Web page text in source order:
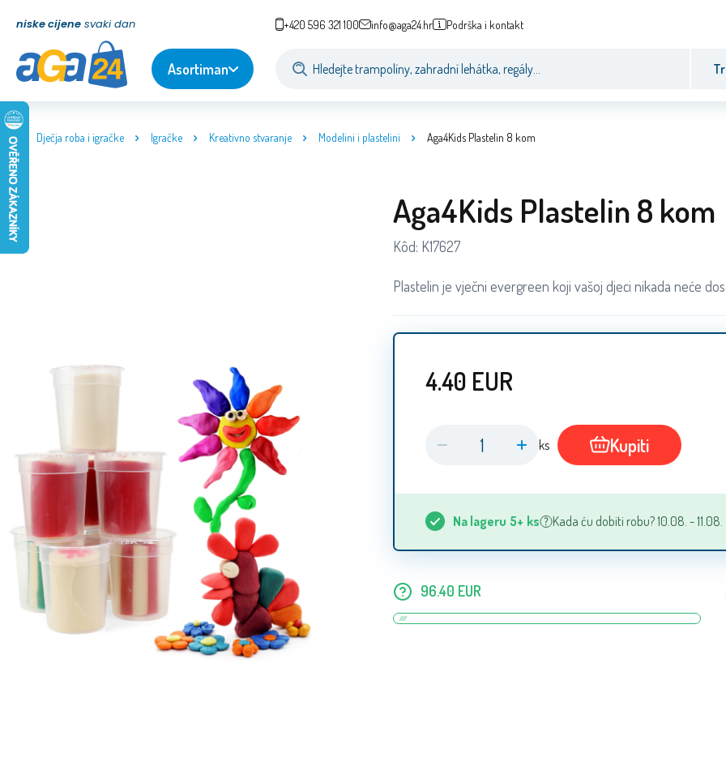
niske cijene svaki dan +420 596 321 100 info@aga24.hr Podrška i kontakt
Asortiman
Dječja roba i igračke Igračke Kreativno stvaranje Modelini i plastelini Aga4Kids Plastelin 8 kom
Aga4Kids Plastelin 8 kom
Kôd: K17627
Plastelin je vječni evergreen koji vašoj djeci nikada neće
4.40 EUR
ks Kupiti
Na lageru 5+ ks Kada ću dobiti robu? 10.08. - 11.08.
96.40 EUR